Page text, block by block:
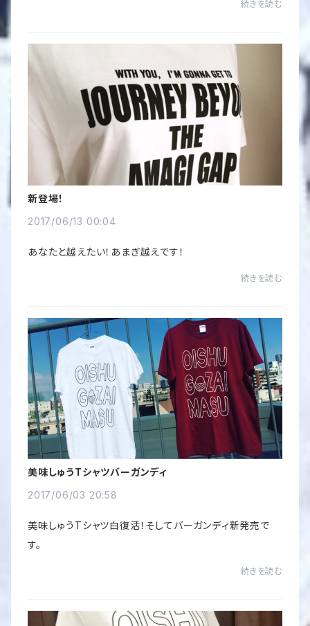
続きを読む
新登場！
2017/06/13 00:04
あなたと越えたい！あまぎ越えです！
続きを読む
美味しゅうTシャツバーガンディ
2017/06/03 20:58
美味しゅうTシャツ白復活！そしてバーガンディ新発売で
す。
続きを読む